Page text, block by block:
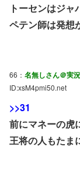
トーセンはジ
ペテン師は発想
66： 名無しさん＠実
ID:xsM4pmi50.net
>>31
前にマネーの虎
王将の人もたま